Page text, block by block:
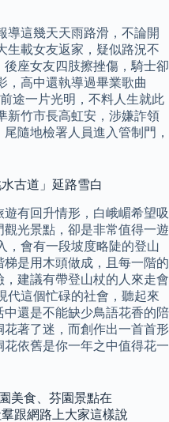
導這幾天天雨路滑，不論開
生載女友返家，疑似路況不
座女友四肢擦挫傷，騎士卻
，高中還執導過畢業歌曲
途一片光明，不料人生就此
新竹市長高虹安，涉嫌詐領
隨地檢署人員進入管制門，
古道」延路雪白
有回升情形，白峨嵋希望吸
光景點，卻是非常值得一遊
，會有一段坡度略陡的登山
是用木頭做成，且每一階的
建議有帶登山杖的人來走會
代這個忙碌的社會，聽起來
還是不能缺少鳥語花香的陪
花著了迷，而創作出一首首形
依舊是你一年之中值得花一
美食、芬園景點在
跟網路上大家這樣說